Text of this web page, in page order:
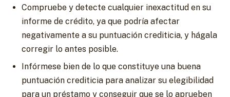
Compruebe y detecte cualquier inexactitud en su
informe de crédito, ya que podría afectar
negativamente a su puntuación crediticia, y hágala
corregir lo antes posible.
Infórmese bien de lo que constituye una buena
puntuación crediticia para analizar su elegibilidad
para un préstamo y conseguir que se lo aprueben